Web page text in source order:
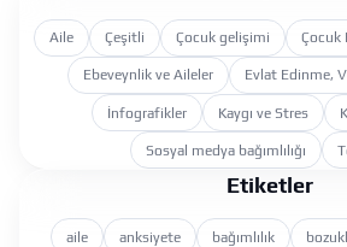
Aile Çeşitli Çocuk gelişimi Çocuk
Ebeveynlik ve Aileler Evlat Edinme,
İnfografikler Kaygı ve Stres
Sosyal medya bağımlılığı
Etiketler
aile anksiyete bağımlılık